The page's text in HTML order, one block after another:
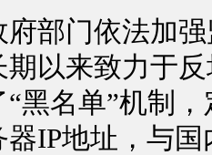
门依法加强
以来致力于
黑名单”机制
IP地址，与